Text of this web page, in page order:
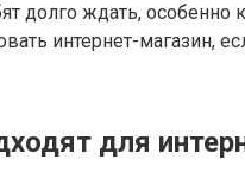
долго ждать, особенно
интернет-магазин,
для